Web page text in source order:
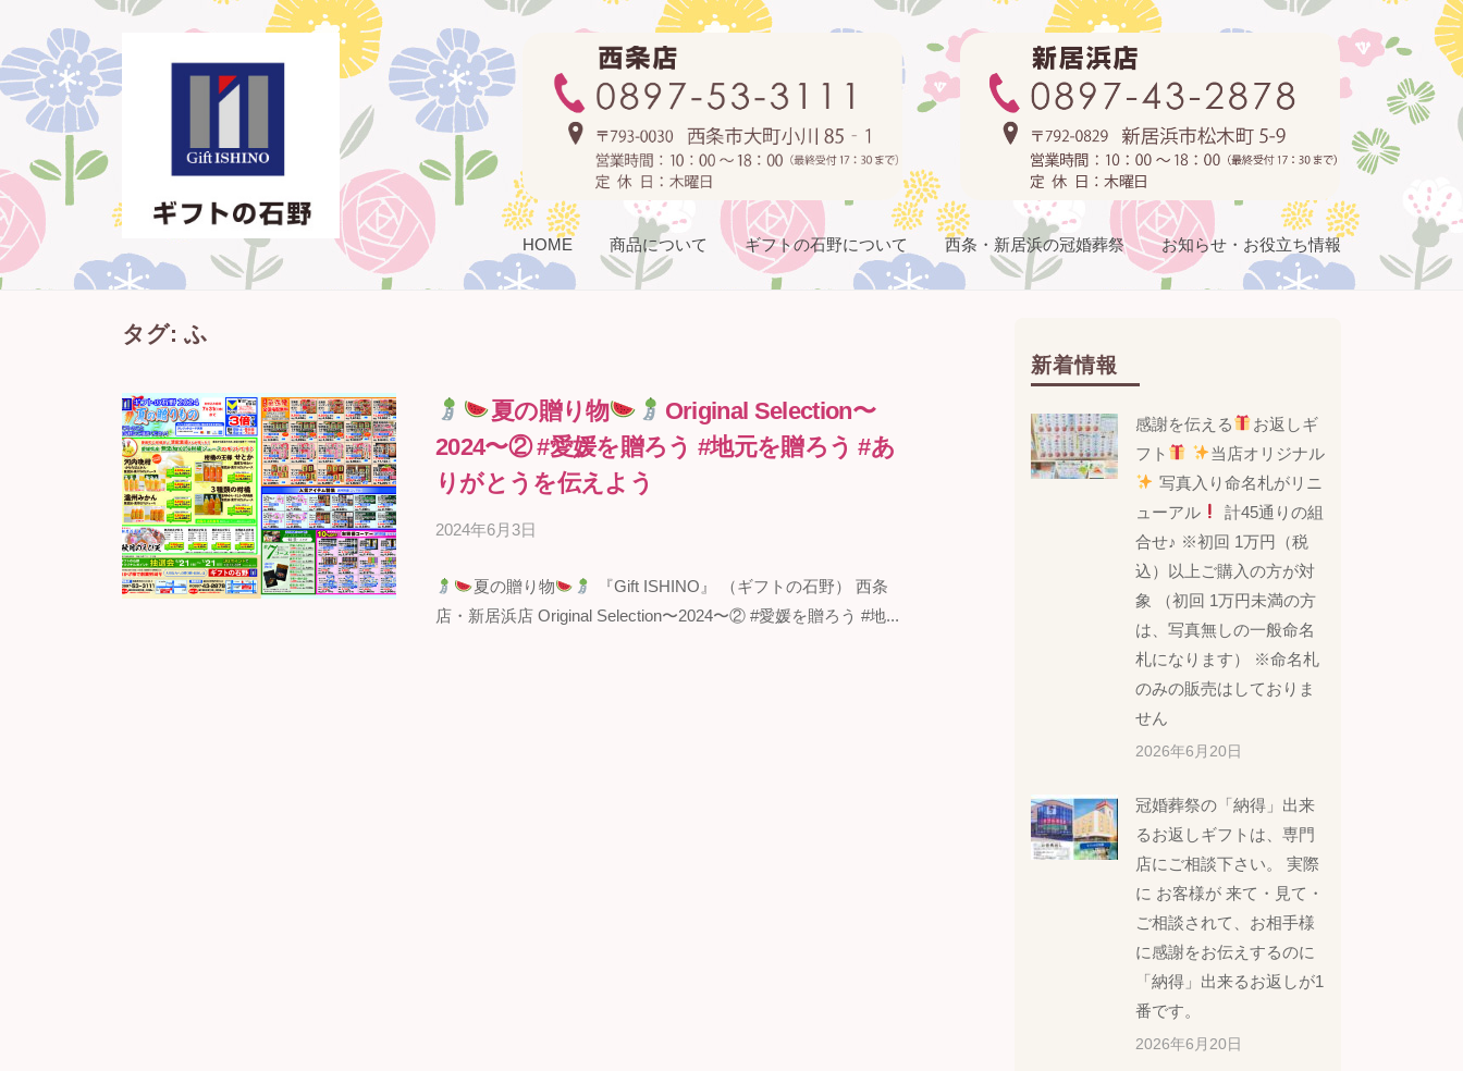
ン
テ
へ
ス
キ
ッ
HOME 商品について ギフトの石野について 西条・新居浜の冠婚葬祭 お知らせ・お役立ち情報
フ
の
石
野
条
・
新
居
浜
市
の
ギ
タグ: ふ
夏の贈り物
Original Selection〜
2024〜② #愛媛を贈ろう #地元を贈ろう #あ
りがとうを伝えよう
2024年6月3日
ギ
フ
夏の贈り物
『Gift ISHINO』 （ギフトの石野） 西条
店・新居浜店 Original Selection〜2024〜② #愛媛を贈ろう #地...
新着情報
感謝を伝える
お返しギ
フト
当店オリジナル
写真入り命名札がリニ
ューアル
計45通りの組
合せ♪ ※初回 1万円（税
込）以上ご購入の方が対
象 （初回 1万円未満の方
は、写真無しの一般命名
札になります） ※命名札
のみの販売はしておりま
せん
2026年6月20日
冠婚葬祭の「納得」出来
るお返しギフトは、専門
店にご相談下さい。 実際
に お客様が 来て・見て・
ご相談されて、お相手様
に感謝をお伝えするのに
「納得」出来るお返しが1
番です。
2026年6月20日